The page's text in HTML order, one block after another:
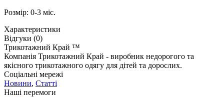
Розмір: 0-3 міс.
Характеристики
Відгуки (0)
Трикотажний Край ™
Компанія Трикотажний Край - виробник недорогого та
якісного трикотажного одягу для дітей та дорослих.
Соціальні мережі
Новини, Статті
Наші перемоги